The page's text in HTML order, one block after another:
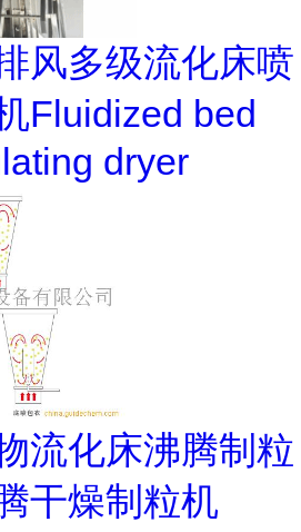
风多级流化床喷
Fluidized bed
dryer
流化床沸腾制粒
干燥制粒机